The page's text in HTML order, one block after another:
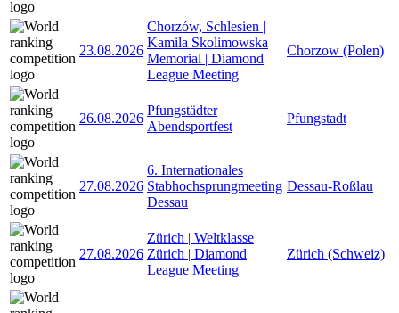
23.08.2026
Chorzów, Schlesien |
Kamila Skolimowska
Memorial | Diamond
League Meeting
Chorzow (Polen)
26.08.2026
Pfungstädter
Abendsportfest
Pfungstadt
27.08.2026
6. Internationales
Stabhochsprungmeeting
Dessau
Dessau-Roßlau
27.08.2026
Zürich | Weltklasse
Zürich | Diamond
League Meeting
Zürich (Schweiz)